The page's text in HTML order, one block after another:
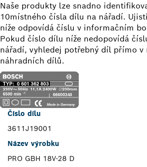
Naše produkty lze snadno
10místného čísla dílu na nářadí.
níže odpovídá číslu v informačním
Pokud číslo dílu níže nedopovídá
nářadí, vyhledej potřebný díl přímo v
náhradních dílů.
Číslo dílu
3611J19001
Název výrobku
PRO GBH 18V-28 D